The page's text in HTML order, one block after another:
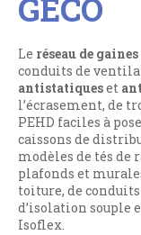
GECO
Le réseau de
conduits de
antistatiqueset
l’écrasement, de
PEHD faciles à
caissons de
modèles de tés de
plafonds et
toiture, de
d’isolation souple
Isoflex.